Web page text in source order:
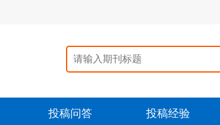
投稿问答 投稿经验